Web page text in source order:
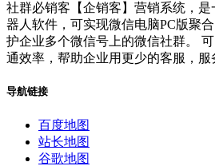
社群必销客【企销客】营销系统，
器人软件，可实现微信电脑PC版聚
护企业多个微信号上的微信社群。
通效率，帮助企业用更少的客服，服
导航链接
百度地图
站长地图
谷歌地图